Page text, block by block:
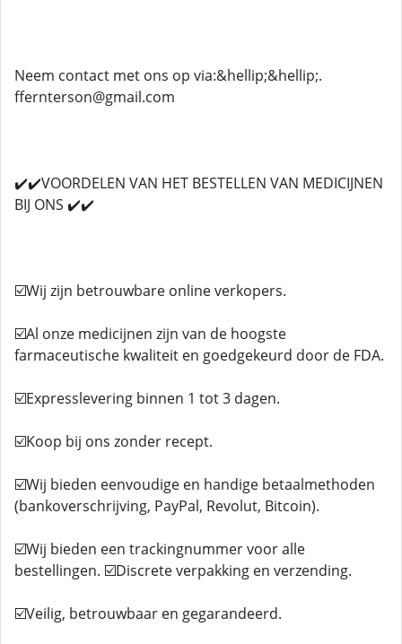
Neem contact met ons op via:&hellip;&hellip;.
ffernterson@gmail.com
✔️✔️VOORDELEN VAN HET BESTELLEN VAN MEDICIJNEN
BIJ ONS ✔️✔️
☑️Wij zijn betrouwbare online verkopers.
☑️Al onze medicijnen zijn van de hoogste
farmaceutische kwaliteit en goedgekeurd door de FDA.
☑️Expresslevering binnen 1 tot 3 dagen.
☑️Koop bij ons zonder recept.
☑️Wij bieden eenvoudige en handige betaalmethoden
(bankoverschrijving, PayPal, Revolut, Bitcoin).
☑️Wij bieden een trackingnummer voor alle
bestellingen. ☑️Discrete verpakking en verzending.
☑️Veilig, betrouwbaar en gegarandeerd.